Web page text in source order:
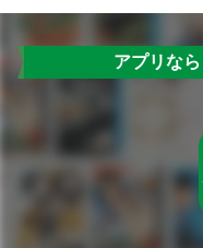
アプリな